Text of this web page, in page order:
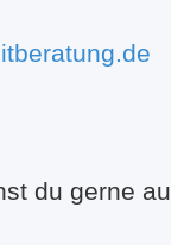
du gerne